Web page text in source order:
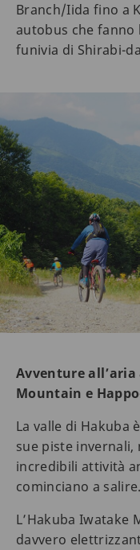
Branch/Iida fino a
autobus che fanno
funivia di Shirabi-
Avventure
Mountain e
La valle di Hakuba
sue piste
incredibili attività
cominciano a salire.
L’Hakuba Iwatake
davvero